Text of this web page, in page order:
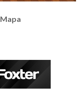
Mapa